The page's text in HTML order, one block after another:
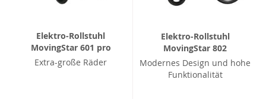
Elektro-Rollstuhl
MovingStar 601 pro
Extra-große Räder
Elektro-Rollstuhl
MovingStar 802
Modernes Design und hohe
Funktionalität